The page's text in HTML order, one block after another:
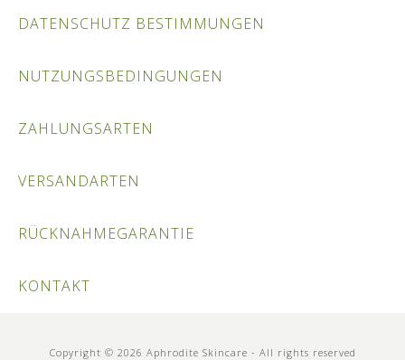
DATENSCHUTZ BESTIMMUNGEN
NUTZUNGSBEDINGUNGEN
ZAHLUNGSARTEN
VERSANDARTEN
RÜCKNAHMEGARANTIE
KONTAKT
Copyright © 2026 Aphrodite Skincare - All rights reserved